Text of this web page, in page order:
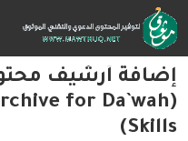
إضافة أرشيف
for Da`wah
Skills)